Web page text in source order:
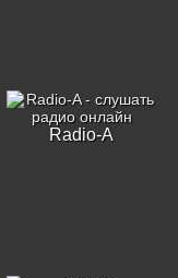
Radio-A